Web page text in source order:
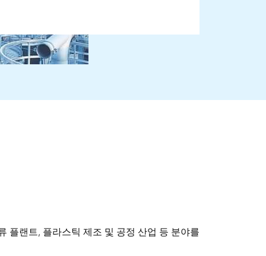
플랜트, 플라스틱 제조 및 공정 산업 등 분야를